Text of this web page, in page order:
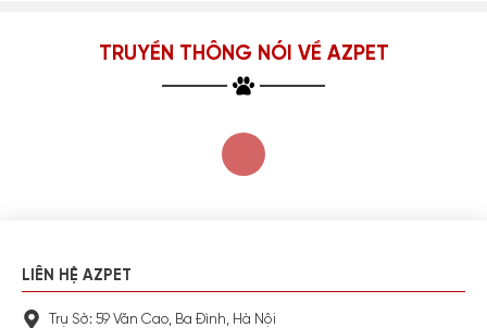
TRUYỀN THÔNG NÓI VỀ AZPET
LIÊN HỆ AZPET
Trụ Sở: 59 Văn Cao, Ba Đình, Hà Nội